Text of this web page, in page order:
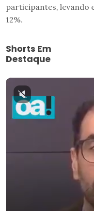
participantes, levando
12%.
Shorts Em
Destaque